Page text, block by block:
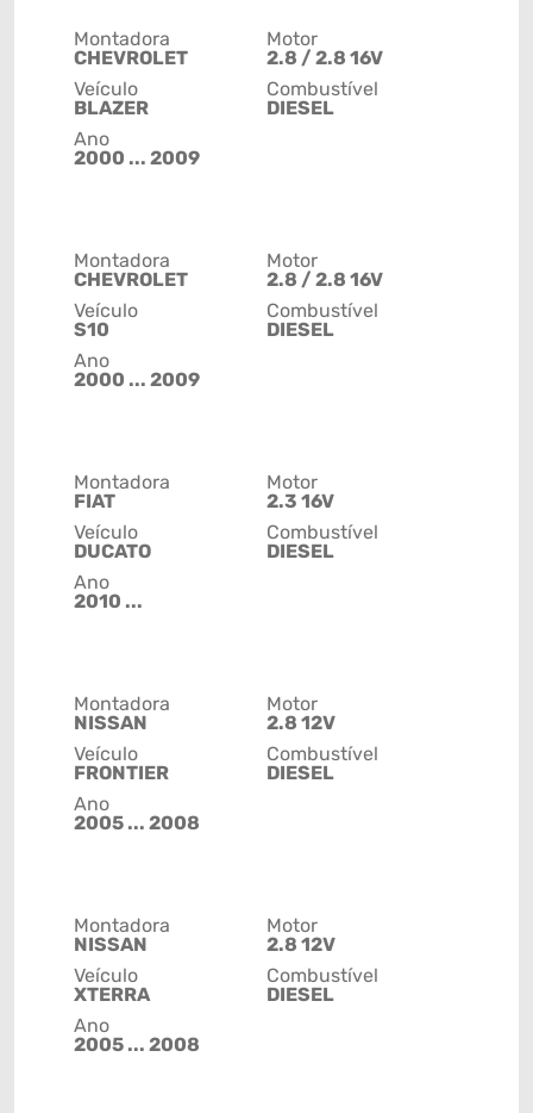
Montadora
CHEVROLET
Veículo
BLAZER
Ano
2000 ... 2009
Motor
2.8 / 2.8 16V
Combustível
DIESEL
Montadora
CHEVROLET
Veículo
S10
Ano
2000 ... 2009
Motor
2.8 / 2.8 16V
Combustível
DIESEL
Montadora
FIAT
Veículo
DUCATO
Ano
2010 ...
Motor
2.3 16V
Combustível
DIESEL
Montadora
NISSAN
Veículo
FRONTIER
Ano
2005 ... 2008
Motor
2.8 12V
Combustível
DIESEL
Montadora
NISSAN
Veículo
XTERRA
Ano
2005 ... 2008
Motor
2.8 12V
Combustível
DIESEL